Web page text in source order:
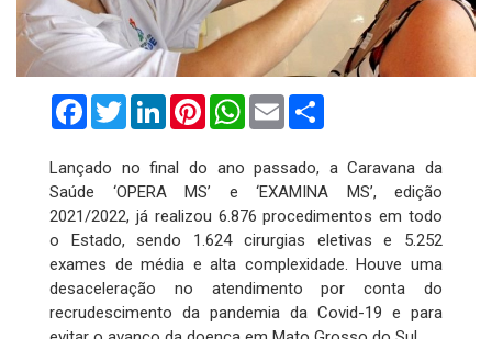
FacebookTwitterLinkedInPinterestWhatsApp
Email
Lançado no final do ano passado, a Caravana da
Saúde ‘OPERA MS’ e ‘EXAMINA MS’, edição
2021/2022, já realizou 6.876 procedimentos em todo
o Estado, sendo 1.624 cirurgias eletivas e 5.252
exames de média e alta complexidade. Houve uma
desaceleração no atendimento por conta do
recrudescimento da pandemia da Covid-19 e para